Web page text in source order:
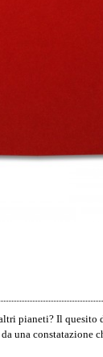
pianeti? Il quesito
una constatazione